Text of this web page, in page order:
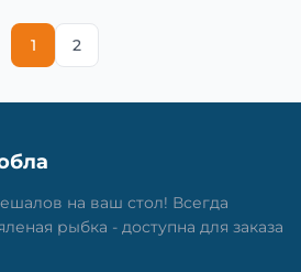
1 2
на ваш стол! Всегда
рыбка - доступна для заказа